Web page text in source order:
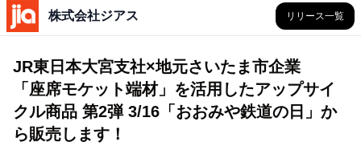
株式会社ジアス リリース一覧
JR東日本大宮支社×地元さいたま市企業
「座席モケット端材」を活用したアップサイ
クル商品 第2弾 3/16「おおみや鉄道の日」か
ら販売します！